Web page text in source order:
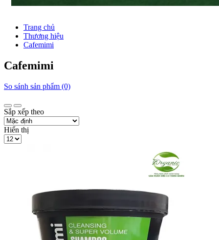
Trang chủ
Thương hiệu
Cafemimi
Cafemimi
So sánh sản phẩm (0)
Sắp xếp theo
Hiển thị